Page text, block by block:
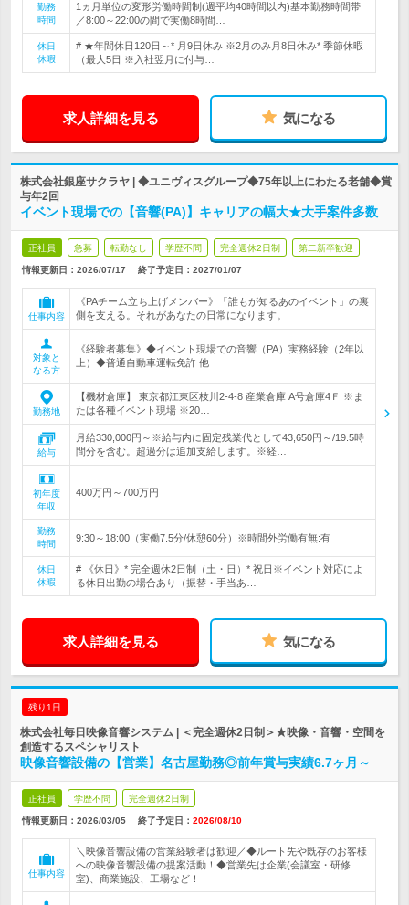
勤務
時間
1ヵ月単位の変形労働時間制(週平均40時間以内)基本勤務時間帯
／8:00～22:00の間で実働8時間…
休日
休暇
# ★年間休日120日～* 月9日休み ※2月のみ月8日休み* 季節休暇
（最大5日 ※入社翌月に付与…
求人詳細を見る 気になる
株式会社銀座サクラヤ | ◆ユニヴィスグループ◆75年以上にわたる老舗◆賞
与年2回
イベント現場での【音響(PA)】キャリアの幅大★大手案件多数
正社員 急募 転勤なし 学歴不問 完全週休2日制 第二新卒歓迎
情報更新日：2026/07/17 終了予定日： 2027/01/07
仕事内容
《PAチーム立ち上げメンバー》「誰もが知るあのイベント」の裏
側を支える。それがあなたの日常になります。
対象と
なる方
《経験者募集》◆イベント現場での音響（PA）実務経験（2年以
上）◆普通自動車運転免許 他
勤務地
【機材倉庫】 東京都江東区枝川2-4-8 産業倉庫 A号倉庫4Ｆ ※ま
たは各種イベント現場 ※20…
給与
月給330,000円～※給与内に固定残業代として43,650円～/19.5時
間分を含む。超過分は追加支給します。※経…
初年度
年収
400万円～700万円
勤務
時間
9:30～18:00（実働7.5分/休憩60分）※時間外労働有無:有
休日
休暇
# 《休日》* 完全週休2日制（土・日）* 祝日※イベント対応によ
る休日出勤の場合あり（振替・手当あ…
求人詳細を見る 気になる
残り1日
株式会社毎日映像音響システム | ＜完全週休2日制＞★映像・音響・空間を
創造するスペシャリスト
映像音響設備の【営業】名古屋勤務◎前年賞与実績6.7ヶ月～
正社員 学歴不問 完全週休2日制
情報更新日：2026/03/05 終了予定日： 2026/08/10
仕事内容
＼映像音響設備の営業経験者は歓迎／◆ルート先や既存のお客様
への映像音響設備の提案活動！◆営業先は企業(会議室・研修
室)、商業施設、工場など！